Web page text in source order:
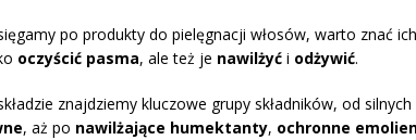
po produkty do pielęgnacji włosów, warto znać
oczyścić pasma, ale też je nawilżyć i odżywić.
znajdziemy kluczowe grupy składników, od silnych
, aż po nawilżające humektanty, ochronne